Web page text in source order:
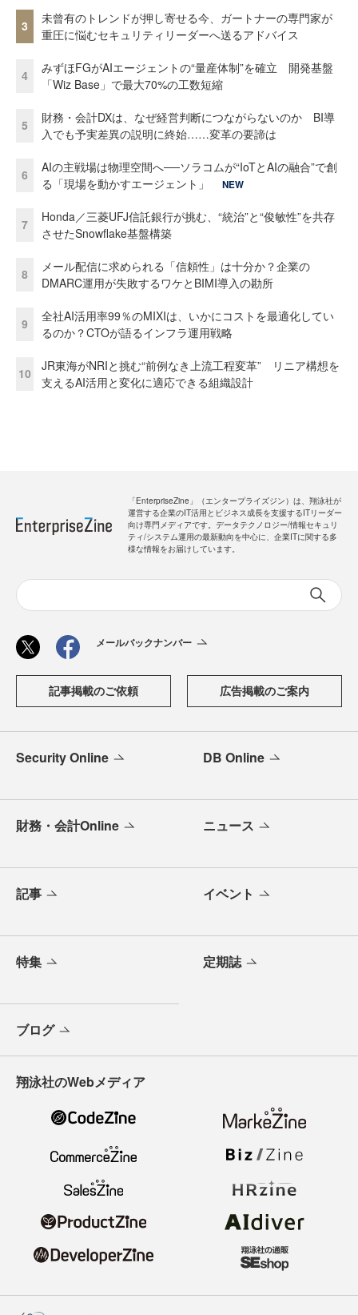
3
未曾有のトレンドが押し寄せる今、ガートナーの専門家が
重圧に悩むセキュリティリーダーへ送るアドバイス
4
みずほFGがAIエージェントの“量産体制”を確立 開発基盤
「Wiz Base」で最大70%の工数短縮
5
財務・会計DXは、なぜ経営判断につながらないのか BI導
入でも予実差異の説明に終始……変革の要諦は
6
AIの主戦場は物理空間へ──ソラコムが“IoTとAIの融合”で創
る「現場を動かすエージェント」
NEW
7
Honda／三菱UFJ信託銀行が挑む、“統治”と“俊敏性”を共存
させたSnowflake基盤構築
8
メール配信に求められる「信頼性」は十分か？企業の
DMARC運用が失敗するワケとBIMI導入の勘所
9
全社AI活用率99％のMIXIは、いかにコストを最適化してい
るのか？CTOが語るインフラ運用戦略
10
JR東海がNRIと挑む“前例なき上流工程変革” リニア構想を
支えるAI活用と変化に適応できる組織設計
「EnterpriseZine」（エンタープライズジン）は、翔泳社が
運営する企業のIT活用とビジネス成長を支援するITリーダー
向け専門メディアです。データテクノロジー/情報セキュリ
ティ/システム運用の最新動向を中心に、企業ITに関する多
様な情報をお届けしています。
メールバックナンバー
記事掲載のご依頼 広告掲載のご案内
Security Online DB Online
財務・会計Online ニュース
記事 イベント
特集 定期誌
ブログ
翔泳社のWebメディア